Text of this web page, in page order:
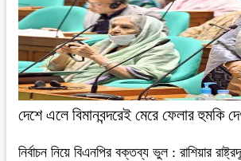
দেশে এলে বিমানবন্দরেই মেরে ফেলার হুমকি
নির্বাচন নিয়ে বিএনপির বক্তব্য ভুল : রাশিয়ার